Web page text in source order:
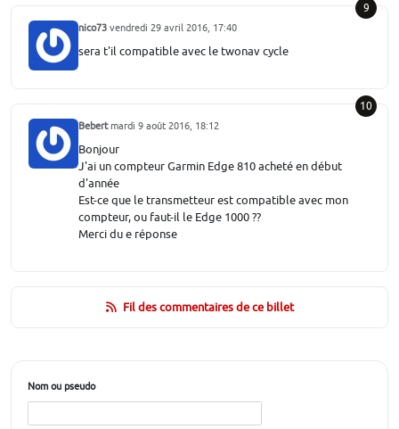
9
nico73 vendredi 29 avril 2016, 17:40
sera t'il compatible avec le twonav cycle
10
Bebertmardi 9 août 2016, 18:12
Bonjour
J'ai un compteur Garmin Edge 810 acheté en début
d'année
Est-ce que le transmetteur est compatible avec mon
compteur, ou faut-il le Edge 1000 ??
Merci du e réponse
Fil des commentaires de ce billet
Nom ou pseudo